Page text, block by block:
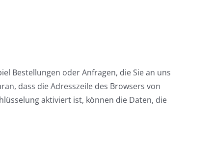
Bestellungen oder Anfragen, die Sie an uns
dass die Adresszeile des Browsers von
aktiviert ist, können die Daten, die